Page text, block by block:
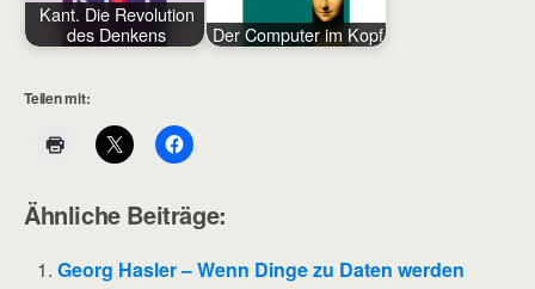
Kant. Die Revolution
des Denkens
Der Computer im Kopf
Teilen mit:
Ähnliche Beiträge:
Georg Hasler – Wenn Dinge zu Daten werden